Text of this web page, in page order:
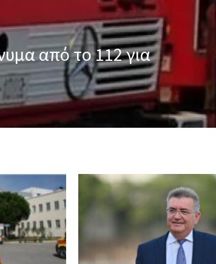
από το 112 για